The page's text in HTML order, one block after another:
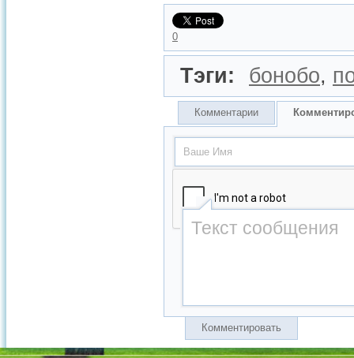
0
Тэги: бонобо,
Комментарии
Комментировать